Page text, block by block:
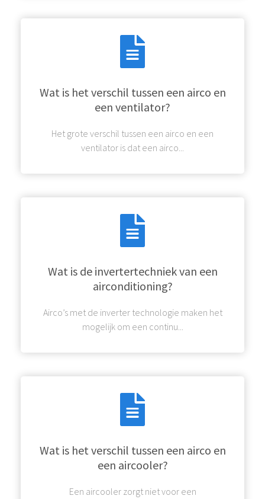
Wat is het verschil tussen een airco en
een ventilator?
Het grote verschil tussen een airco en een
ventilator is dat een airco...
Wat is de invertertechniek van een
airconditioning?
Airco’s met de inverter technologie maken het
mogelijk om een continu...
Wat is het verschil tussen een airco en
een aircooler?
Een aircooler zorgt niet voor een